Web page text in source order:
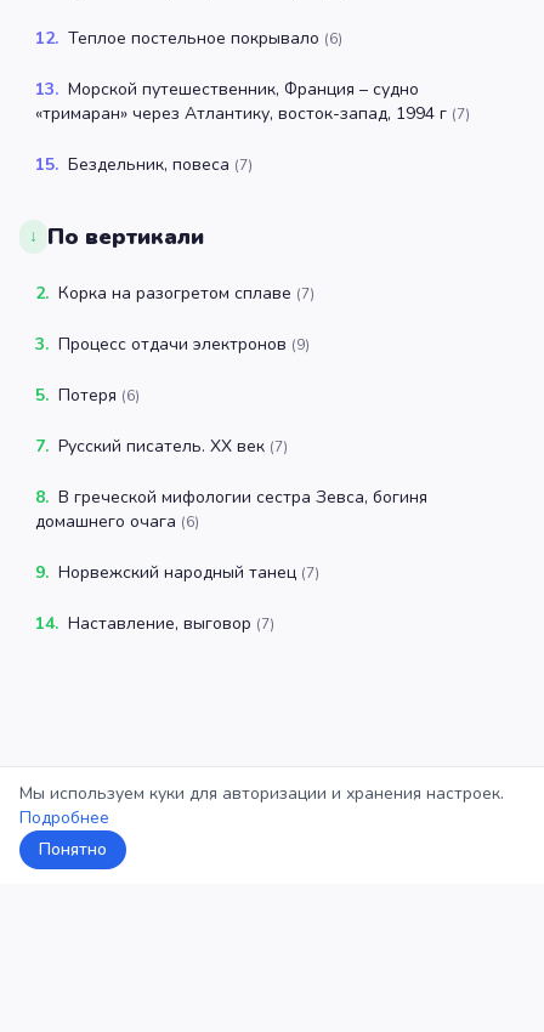
12. Теплое постельное покрывало (6)
13. Морской путешественник, Франция – судно
«тримаран» через Атлантику, восток-запад, 1994 г (7)
15. Бездельник, повеса (7)
↓ По вертикали
2. Корка на разогретом сплаве (7)
3. Процесс отдачи электронов (9)
5. Потеря (6)
7. Русский писатель. XX век (7)
8. В греческой мифологии сестра Зевса, богиня
домашнего очага (6)
9. Норвежский народный танец (7)
14. Наставление, выговор (7)
Мы используем куки для авторизации и хранения настроек.
Подробнее
Понятно